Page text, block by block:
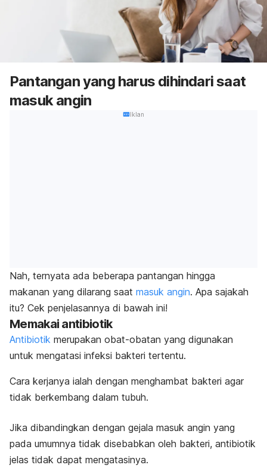
Pantangan yang harus dihindari saat
masuk angin
Iklan
Nah, ternyata ada beberapa pantangan hingga
makanan yang dilarang saat masuk angin. Apa sajakah
itu? Cek penjelasannya di bawah ini!
Memakai antibiotik
Antibiotik merupakan obat-obatan yang digunakan
untuk mengatasi infeksi bakteri tertentu.
Cara kerjanya ialah dengan menghambat bakteri agar
tidak berkembang dalam tubuh.
Jika dibandingkan dengan gejala masuk angin yang
pada umumnya tidak disebabkan oleh bakteri, antibiotik
jelas tidak dapat mengatasinya.